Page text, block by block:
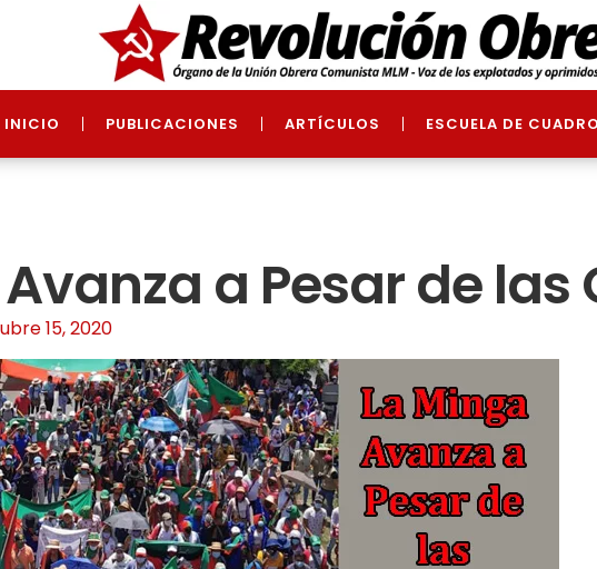
INICIO PUBLICACIONES ARTÍCULOS ESCUELA DE
a Pesar de
15, 2020